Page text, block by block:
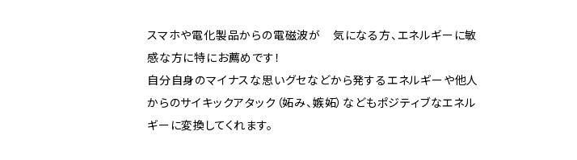
スマホや電化製品からの電磁波が 気になる方、エネルギーに敏
感な方に特にお薦めです！
自分自身のマイナスな思いグセなどから発するエネルギーや他人
からのサイキックアタック（妬み、嫉妬）などもポジティブなエネル
ギーに変換してくれます。